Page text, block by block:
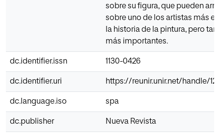
sobre su figura, que pueden
sobre uno de los artistas más
la historia de la pintura, pero
más importantes.
dc.identifier.issn 1130-0426
dc.identifier.uri https://reunir.unir.net/handle/
dc.language.iso spa
dc.publisher Nueva Revista